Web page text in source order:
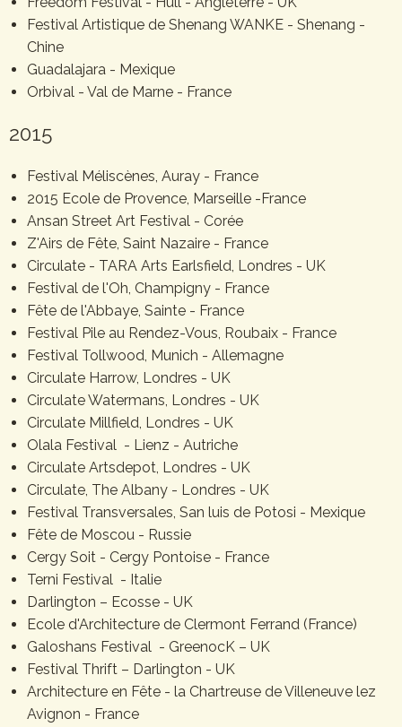
Festival Artistique de Shenang WANKE - Shenang -
Chine
Guadalajara - Mexique
Orbival - Val de Marne - France
2015
Festival Méliscènes, Auray - France
2015 Ecole de Provence, Marseille -France
Ansan Street Art Festival - Corée
Z'Airs de Fête, Saint Nazaire - France
Circulate - TARA Arts Earlsfield, Londres - UK
Festival de l'Oh, Champigny - France
Fête de l'Abbaye, Sainte - France
Festival Pile au Rendez-Vous, Roubaix - France
Festival Tollwood, Munich - Allemagne
Circulate Harrow, Londres - UK
Circulate Watermans, Londres - UK
Circulate Millfield, Londres - UK
Olala Festival - Lienz - Autriche
Circulate Artsdepot, Londres - UK
Circulate, The Albany - Londres - UK
Festival Transversales, San luis de Potosi - Mexique
Fête de Moscou - Russie
Cergy Soit - Cergy Pontoise - France
Terni Festival - Italie
Darlington – Ecosse - UK
Ecole d'Architecture de Clermont Ferrand (France)
Galoshans Festival - GreenocK – UK
Festival Thrift – Darlington - UK
Architecture en Fête - la Chartreuse de Villeneuve lez
Avignon - France